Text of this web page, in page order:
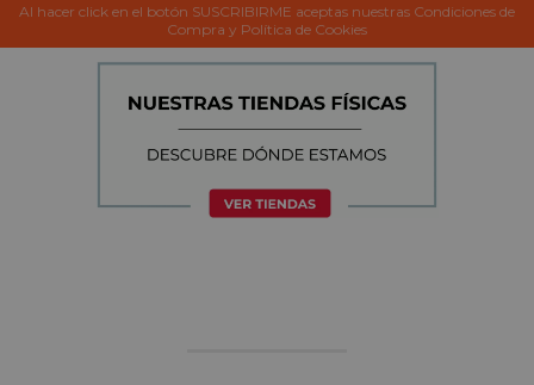
Al hacer click en el botón SUSCRIBIRME aceptas nuestras Condiciones de
Compra y Política de Cookies